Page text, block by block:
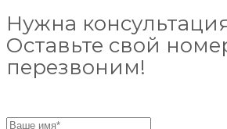
Нужна
Оставьте свой
перезвоним!